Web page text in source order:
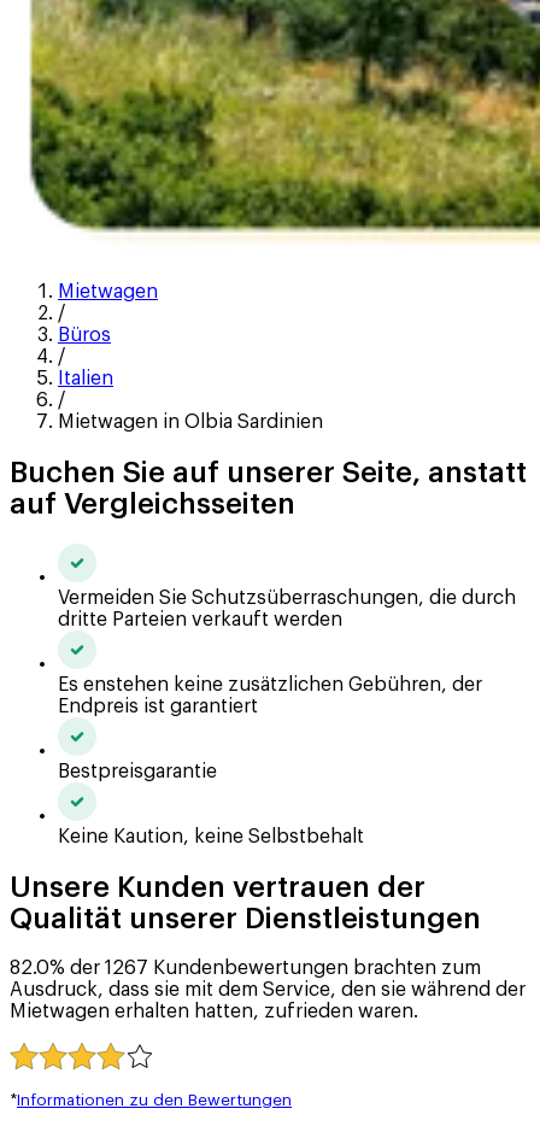
Mietwagen
/
Büros
/
Italien
/
Mietwagen in Olbia Sardinien
Buchen Sie auf unserer Seite, anstatt
auf Vergleichsseiten
Vermeiden Sie Schutzsüberraschungen, die durch
dritte Parteien verkauft werden
Es enstehen keine zusätzlichen Gebühren, der
Endpreis ist garantiert
Bestpreisgarantie
Keine Kaution, keine Selbstbehalt
Unsere Kunden vertrauen der
Qualität unserer Dienstleistungen
82.0% der 1267 Kundenbewertungen brachten zum
Ausdruck, dass sie mit dem Service, den sie während der
Mietwagen erhalten hatten, zufrieden waren.
*Informationen zu den Bewertungen